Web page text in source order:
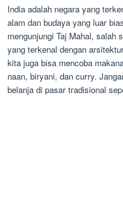
India adalah negara yang
alam dan budaya yang luar
mengunjungi Taj Mahal, salah
yang terkenal dengan
kita juga bisa mencoba
naan, biryani, dan curry.
belanja di pasar tradisional